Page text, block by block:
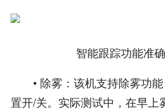
智能跟踪功能准
• 除雾：该机支持除雾功能
置开/关。实际测试中，在早上